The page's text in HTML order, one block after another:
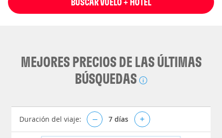
MEJORES PRECIOS DE LAS ÚLTIMAS
BÚSQUEDAS
Duración del viaje: – 7 días +